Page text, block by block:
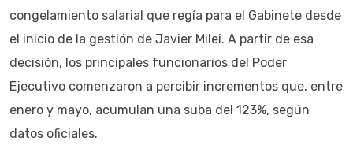
congelamiento salarial que regía para el Gabinete desde
el inicio de la gestión de Javier Milei. A partir de esa
decisión, los principales funcionarios del Poder
Ejecutivo comenzaron a percibir incrementos que, entre
enero y mayo, acumulan una suba del 123%, según
datos oficiales.